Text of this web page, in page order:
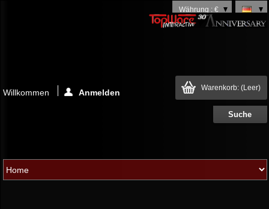
Währung : €
Warenkorb: (Leer)
Willkommen Anmelden